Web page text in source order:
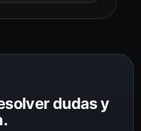
dudas y